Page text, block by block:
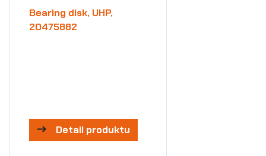
Bearing disk, UHP,
20475882
Detail produktu